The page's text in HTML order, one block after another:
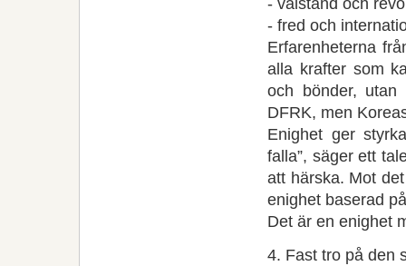
- fred och
Erfarenheterna
alla krafter som
och bönder,
DFRK, men
Enighet ger
falla”, säger ett
att härska. Mot
enighet baserad
Det är en enighet
4. Fast tro på den